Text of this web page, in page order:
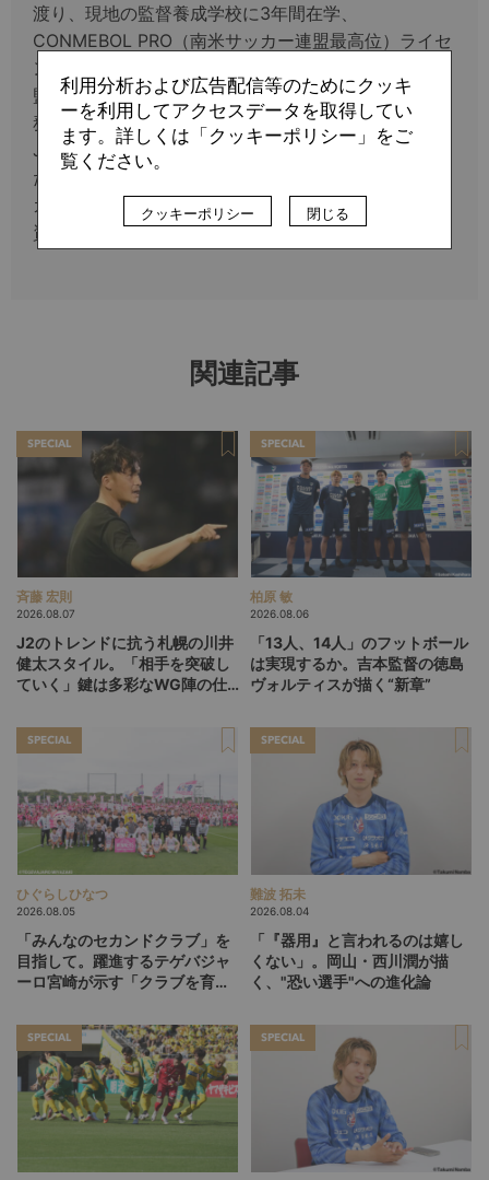
渡り、現地の監督養成学校に3年間在学、
CONMEBOL PRO（南米サッカー連盟最高位）ライセ
ンスを取得。帰国後は鎌倉インターナショナルFCの
監督に就任し、同クラブではブランディング責任者も
務めている。その他、執筆やNPO法人 love.fútbol
Japanで理事を務めるなど、サッカーを軸に多岐にわ
たる活動を行っている。著書に『競争闘争理論 サッ
カーは「競う」べきか「闘う」べきか』。鍼灸師国家
資格保持。
関連記事
SPECIAL
斉藤 宏則
2026.08.07
J2のトレンドに抗う札幌の川井
健太スタイル。「相手を突破し
ていく」鍵は多彩なWG陣の仕
SPECIAL
柏原 敏
2026.08.06
「13人、14人」のフットボール
は実現するか。吉本監督の徳島
ヴォルティスが描く“新章”
SPECIAL
ひぐらしひなつ
2026.08.05
「みんなのセカンドクラブ」を
目指して。躍進するテゲバジャ
ーロ宮崎が示す「クラブを育て
SPECIAL
難波 拓未
2026.08.04
「『器用』と言われるのは嬉し
くない」。岡山・西川潤が描
く、"恐い選手"への進化論
SPECIAL SPECIAL
利用分析および広告配信等のためにクッキ
ーを利用してアクセスデータを取得してい
ます。詳しくは「クッキーポリシー」をご
覧ください。
クッキーポリシー 閉じる